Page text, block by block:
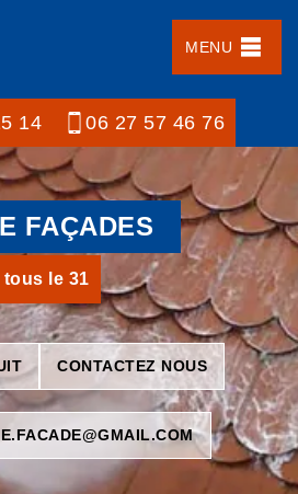
MENU
14 06 27 57 46 76
FAÇADES
tous le 31
CONTACTEZ NOUS